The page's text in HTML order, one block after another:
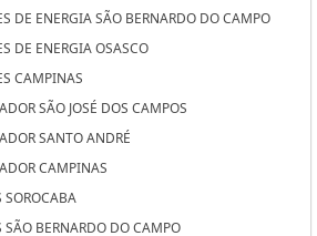
DE ENERGIA SÃO BERNARDO DO CAMPO
DE ENERGIA OSASCO
CAMPINAS
SÃO JOSÉ DOS CAMPOS
SANTO ANDRÉ
CAMPINAS
SOROCABA
SÃO BERNARDO DO CAMPO